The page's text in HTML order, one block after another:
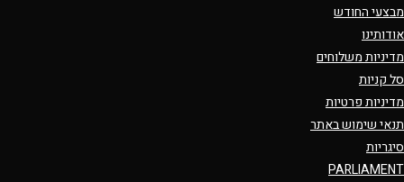
מבצעי החודש
אודותינו
מדיניות משלוחים
סל קניות
מדיניות פרטיות
תנאי שימוש באתר
סיגריות
PARLIAMENT